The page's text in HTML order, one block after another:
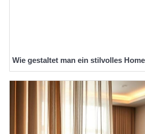
Wie gestaltet man ein stilvolles